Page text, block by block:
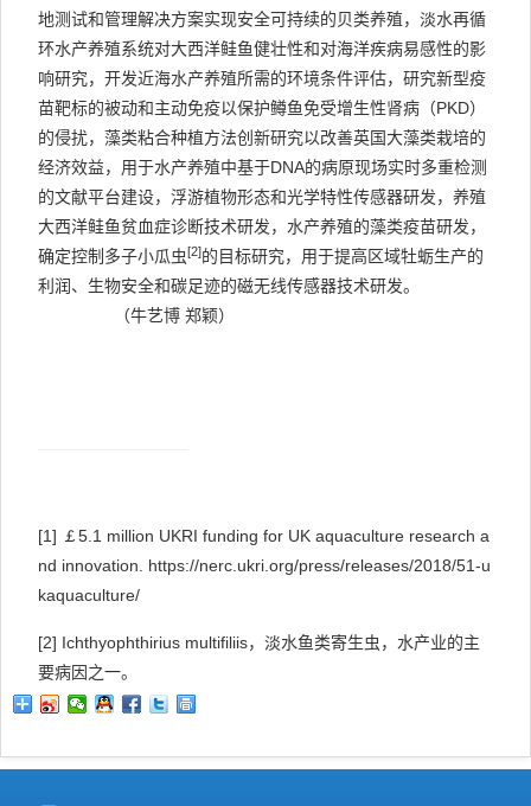
地测试和管理解决方案实现安全可持续的贝类养殖，淡水再循
环水产养殖系统对大西洋鲑鱼健壮性和对海洋疾病易感性的影
响研究，开发近海水产养殖所需的环境条件评估，研究新型疫
苗靶标的被动和主动免疫以保护鳟鱼免受增生性肾病（PKD）
的侵扰，藻类粘合种植方法创新研究以改善英国大藻类栽培的
经济效益，用于水产养殖中基于DNA的病原现场实时多重检测
的文献平台建设，浮游植物形态和光学特性传感器研发，养殖
大西洋鲑鱼贫血症诊断技术研发，水产养殖的藻类疫苗研发，
确定控制多子小瓜虫[2]的目标研究，用于提高区域牡蛎生产的
利润、生物安全和碳足迹的磁无线传感器技术研发。
（牛艺博 郑颖）
[1] ￡5.1 million UKRI funding for UK aquaculture research a
nd innovation. https://nerc.ukri.org/press/releases/2018/51-u
kaquaculture/
[2] Ichthyophthirius multifiliis，淡水鱼类寄生虫，水产业的主
要病因之一。